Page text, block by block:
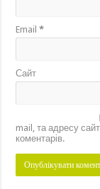
Email*
Сайт
mail, та адресу
коментарів.